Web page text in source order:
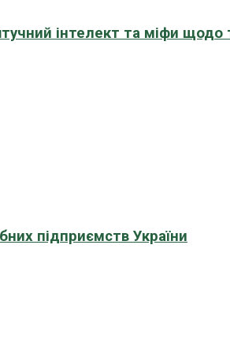
інтелект та міфи щодо
підприємств України